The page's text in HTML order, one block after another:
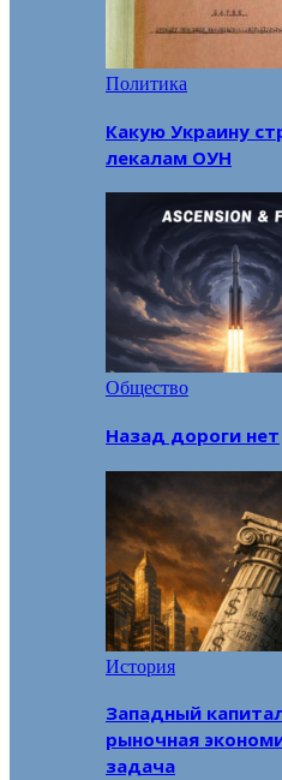
Политика
Какую Украину
лекалам ОУН
Общество
Назад дороги нет
История
Западный
рыночная
задача